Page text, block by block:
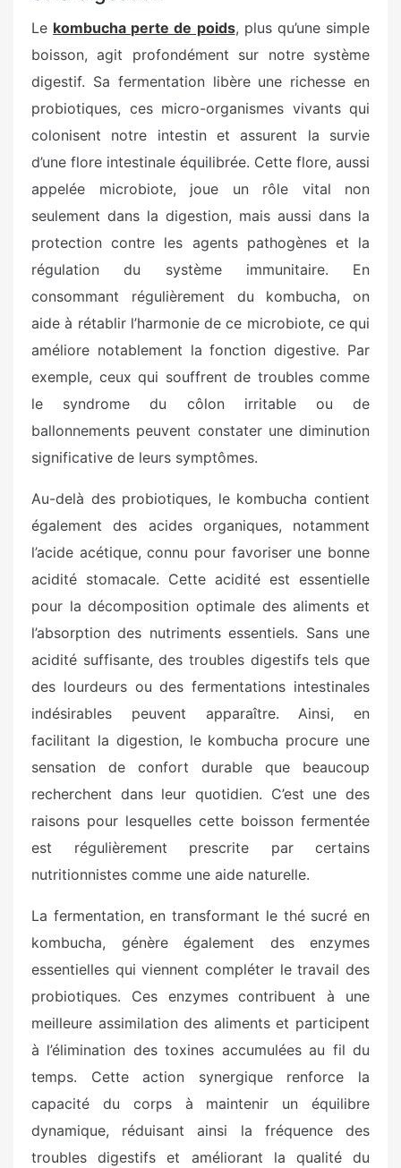
Le kombucha perte de poids, plus qu’une simple
boisson, agit profondément sur notre système
digestif. Sa fermentation libère une richesse en
probiotiques, ces micro-organismes vivants qui
colonisent notre intestin et assurent la survie
d’une flore intestinale équilibrée. Cette flore, aussi
appelée microbiote, joue un rôle vital non
seulement dans la digestion, mais aussi dans la
protection contre les agents pathogènes et la
régulation du système immunitaire. En
consommant régulièrement du kombucha, on
aide à rétablir l’harmonie de ce microbiote, ce qui
améliore notablement la fonction digestive. Par
exemple, ceux qui souffrent de troubles comme
le syndrome du côlon irritable ou de
ballonnements peuvent constater une diminution
significative de leurs symptômes.
Au-delà des probiotiques, le kombucha contient
également des acides organiques, notamment
l’acide acétique, connu pour favoriser une bonne
acidité stomacale. Cette acidité est essentielle
pour la décomposition optimale des aliments et
l’absorption des nutriments essentiels. Sans une
acidité suffisante, des troubles digestifs tels que
des lourdeurs ou des fermentations intestinales
indésirables peuvent apparaître. Ainsi, en
facilitant la digestion, le kombucha procure une
sensation de confort durable que beaucoup
recherchent dans leur quotidien. C’est une des
raisons pour lesquelles cette boisson fermentée
est régulièrement prescrite par certains
nutritionnistes comme une aide naturelle.
La fermentation, en transformant le thé sucré en
kombucha, génère également des enzymes
essentielles qui viennent compléter le travail des
probiotiques. Ces enzymes contribuent à une
meilleure assimilation des aliments et participent
à l’élimination des toxines accumulées au fil du
temps. Cette action synergique renforce la
capacité du corps à maintenir un équilibre
dynamique, réduisant ainsi la fréquence des
troubles digestifs et améliorant la qualité du